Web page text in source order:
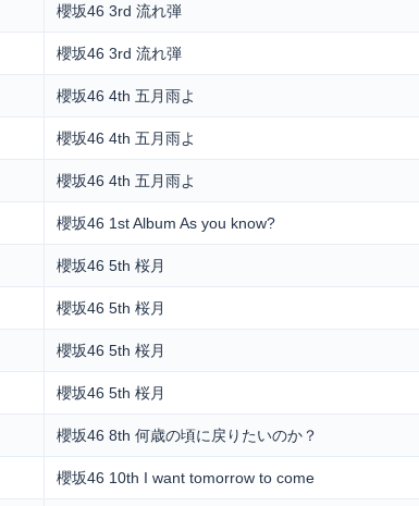
櫻坂46 3rd 流れ弾
櫻坂46 3rd 流れ弾
櫻坂46 4th 五月雨よ
櫻坂46 4th 五月雨よ
櫻坂46 4th 五月雨よ
櫻坂46 1st Album As you know?
櫻坂46 5th 桜月
櫻坂46 5th 桜月
櫻坂46 5th 桜月
櫻坂46 5th 桜月
櫻坂46 8th 何歳の頃に戻りたいのか？
櫻坂46 10th I want tomorrow to come